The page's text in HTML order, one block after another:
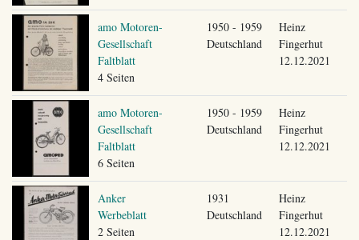
amo Motoren-
Gesellschaft
Faltblatt
4 Seiten
1950 - 1959
Deutschland
Heinz
Fingerhut
12.12.2021
amo Motoren-
Gesellschaft
Faltblatt
6 Seiten
1950 - 1959
Deutschland
Heinz
Fingerhut
12.12.2021
Anker
Werbeblatt
2 Seiten
1931
Deutschland
Heinz
Fingerhut
12.12.2021